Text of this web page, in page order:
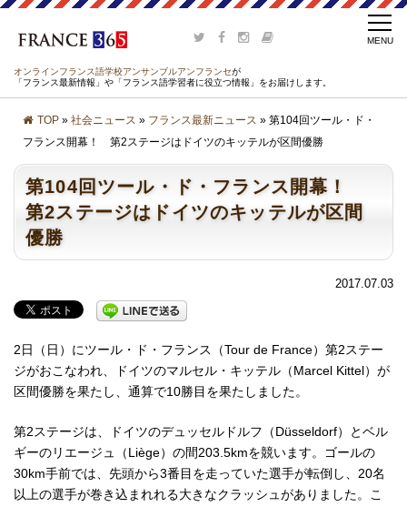
オンラインフランス語学校アンサンブルアンフランセが
「フランス最新情報」や「フランス語学習者に役立つ情報」をお届けします。
TOP » 社会ニュース » フランス最新ニュース » 第104回ツール・ド・
フランス開幕！ 第2ステージはドイツのキッテルが区間優勝
第104回ツール・ド・フランス開幕！
第2ステージはドイツのキッテルが区間
優勝
2017.07.03
2日（日）にツール・ド・フランス（Tour de France）第2ステー
ジがおこなわれ、ドイツのマルセル・キッテル（Marcel Kittel）が
区間優勝を果たし、通算で10勝目を果たしました。
第2ステージは、ドイツのデュッセルドルフ（Düsseldorf）とベル
ギーのリエージュ（Liège）の間203.5kmを競います。ゴールの
30km手前では、先頭から3番目を走っていた選手が転倒し、20名
以上の選手が巻き込まれれる大きなクラッシュがありました。こ